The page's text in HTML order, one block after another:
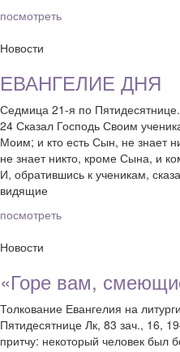
посмотреть
Новости
ЕВАНГЕЛИЕ ДНЯ
Седмица 21-я по
24 Сказал Господь Своим
Моим; и кто есть Сын, не знает
не знает никто, кроме Сына, и
И, обратившись к ученикам,
видящие
посмотреть
Новости
«Горе вам,
Толкование Евангелия на
Пятидесятнице Лк, 83 зач., 16,
притчу: некоторый человек был